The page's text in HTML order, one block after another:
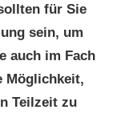
für Sie
sein, um
auch im Fach
Möglichkeit,
Teilzeit zu